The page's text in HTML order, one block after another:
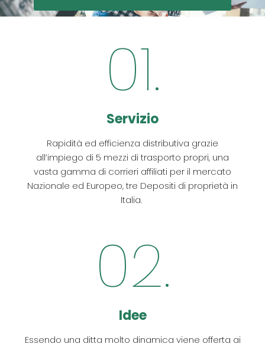
01.
Servizio
Rapidità ed efficienza distributiva grazie
all’impiego di 5 mezzi di trasporto propri, una
vasta gamma di corrieri affiliati per il mercato
Nazionale ed Europeo, tre Depositi di proprietà in
Italia.
02.
Idee
Essendo una ditta molto dinamica viene offerta ai